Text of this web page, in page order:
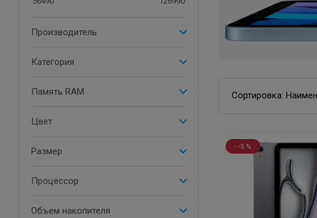
Производитель
Категория
Память RAM
Цвет
Размер
Процессор
Объем накопителя
Сортировка:
- -5 %